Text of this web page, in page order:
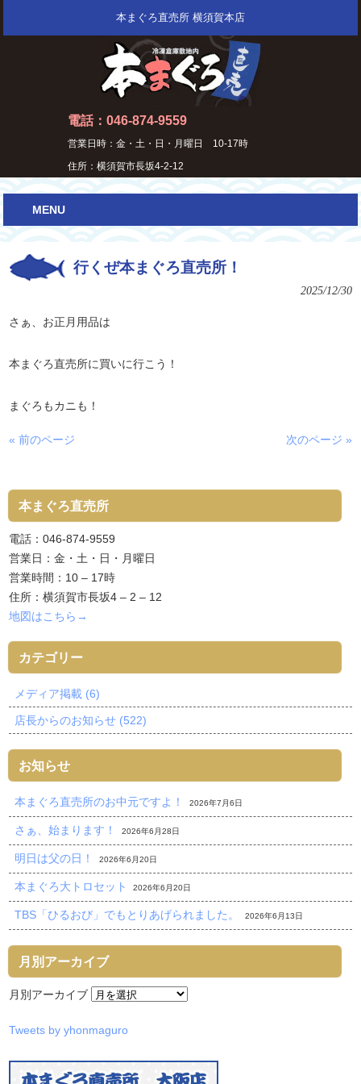
本まぐろ直売所 横須賀本店
電話：046-874-9559
営業日時：金・土・日・月曜日 10-17時
住所：横須賀市長坂4-2-12
MENU
行くぜ本まぐろ直売所！
2025/12/30
さぁ、お正月用品は
本まぐろ直売所に買いに行こう！
まぐろもカニも！
« 前のページ 次のページ »
本まぐろ直売所
電話：046-874-9559
営業日：金・土・日・月曜日
営業時間：10 – 17時
住所：横須賀市長坂4 – 2 – 12
地図はこちら→
カテゴリー
メディア掲載 (6)
店長からのお知らせ (522)
お知らせ
本まぐろ直売所のお中元ですよ！ 2026年7月6日
さぁ、始まります！ 2026年6月28日
明日は父の日！ 2026年6月20日
本まぐろ大トロセット 2026年6月20日
TBS「ひるおび」でもとりあげられました。 2026年6月13日
月別アーカイブ
月別アーカイブ
Tweets by yhonmaguro